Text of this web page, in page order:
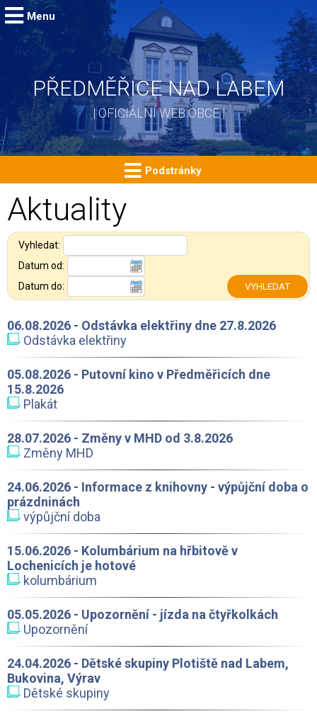
Menu
PŘEDMĚŘICE NAD LABEM
| OFICIÁLNÍ WEB OBCE |
Podstránky
Aktuality
Vyhledat:
Datum od:
Datum do:
06.08.2026 - Odstávka elektřiny dne 27.8.2026
Odstávka elektřiny
05.08.2026 - Putovní kino v Předměřicích dne
15.8.2026
Plakát
28.07.2026 - Změny v MHD od 3.8.2026
Změny MHD
24.06.2026 - Informace z knihovny - výpůjční doba o
prázdninách
výpůjční doba
15.06.2026 - Kolumbárium na hřbitově v
Lochenicích je hotové
kolumbárium
05.05.2026 - Upozornění - jízda na čtyřkolkách
Upozornění
24.04.2026 - Dětské skupiny Plotiště nad Labem,
Bukovina, Výrav
Dětské skupiny